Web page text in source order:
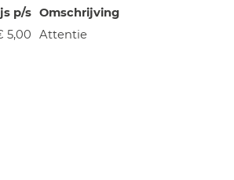
p/s Omschrijving
5,00 Attentie